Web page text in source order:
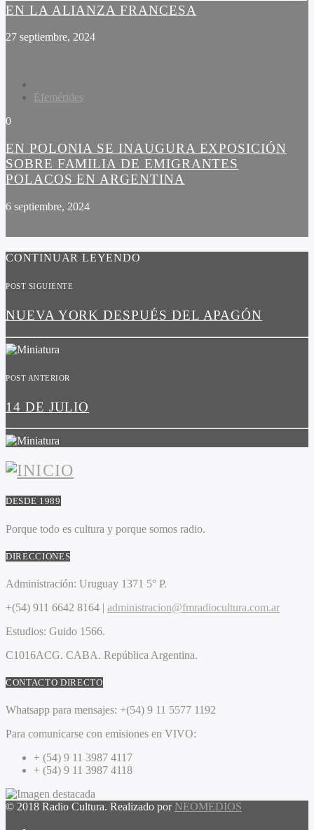
EN LA ALIANZA FRANCESA
27 septiembre, 2024
Efemérides
0
EN POLONIA SE INAUGURA EXPOSICIÓN
SOBRE FAMILIA DE EMIGRANTES
POLACOS EN ARGENTINA
6 septiembre, 2024
CONTINUAR LEYENDO
POST SIGUIENTE
NUEVA YORK DESPUÉS DEL APAGÓN
POST ANTERIOR
14 DE JULIO
DESDE 1989
Porque todo es cultura y porque somos radio.
DIRECCIONES
Administración: Uruguay 1371 5° P.
+(54) 911 6642 8164 | administracion@fmradiocultura.com.ar
Estudios: Guido 1566.
C1016ACG. CABA. República Argentina.
CONTACTO DIRECTO
Whatsapp para mensajes: +(54) 9 11 5577 1192
Para comunicarse con emisiones en VIVO:
+ (54) 9 11 3987 4117
+ (54) 9 11 3987 4118
© 2018 Radio Cultura. Realizado por NEOMEDIOS